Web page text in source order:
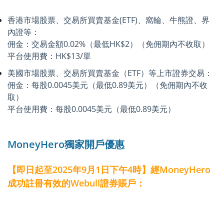
香港市場股票、交易所買賣基金(ETF)、窩輪、牛熊證、界
內證等：
佣金：交易金額0.02%（最低HK$2）（免佣期內不收取）
平台使用費：HK$13/單
美國市場股票、交易所買賣基金（ETF）等上市證券交易：
佣金：每股0.0045美元（最低0.89美元）（免佣期內不收
取）
平台使用費：每股0.0045美元（最低0.89美元）
MoneyHero獨家開戶優惠
【即日起至2025年9月1日下午4時】經MoneyHero
成功註冊有效的Webull證券賬戶：